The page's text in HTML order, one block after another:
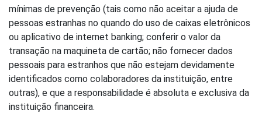
mínimas de prevenção (tais como não aceitar a ajuda de
pessoas estranhas no quando do uso de caixas eletrônicos
ou aplicativo de internet banking; conferir o valor da
transação na maquineta de cartão; não fornecer dados
pessoais para estranhos que não estejam devidamente
identificados como colaboradores da instituição, entre
outras), e que a responsabilidade é absoluta e exclusiva da
instituição financeira.